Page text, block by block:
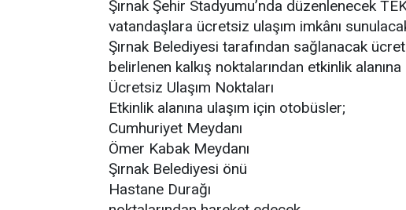
Şırnak Şehir Stadyumu’nda düzenlenecek
vatandaşlara ücretsiz ulaşım imkânı
Şırnak Belediyesi tarafından sağlanacak
belirlenen kalkış noktalarından etkinlik
Ücretsiz Ulaşım Noktaları
Etkinlik alanına ulaşım için otobüsler;
Cumhuriyet Meydanı
Ömer Kabak Meydanı
Şırnak Belediyesi önü
Hastane Durağı